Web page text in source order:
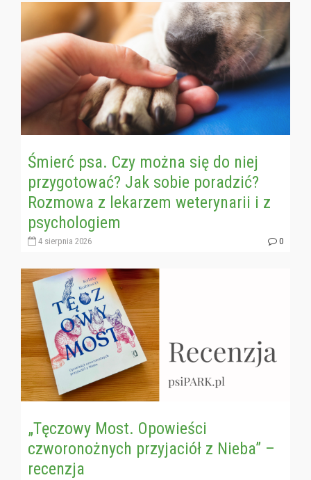
Śmierć psa. Czy można się do niej
przygotować? Jak sobie poradzić?
Rozmowa z lekarzem weterynarii i z
psychologiem
4 sierpnia 2026 0
„Tęczowy Most. Opowieści
czworonożnych przyjaciół z Nieba” –
recenzja